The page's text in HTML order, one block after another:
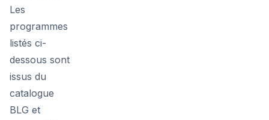
Les
programmes
listés ci-
dessous sont
issus du
catalogue
BLG et